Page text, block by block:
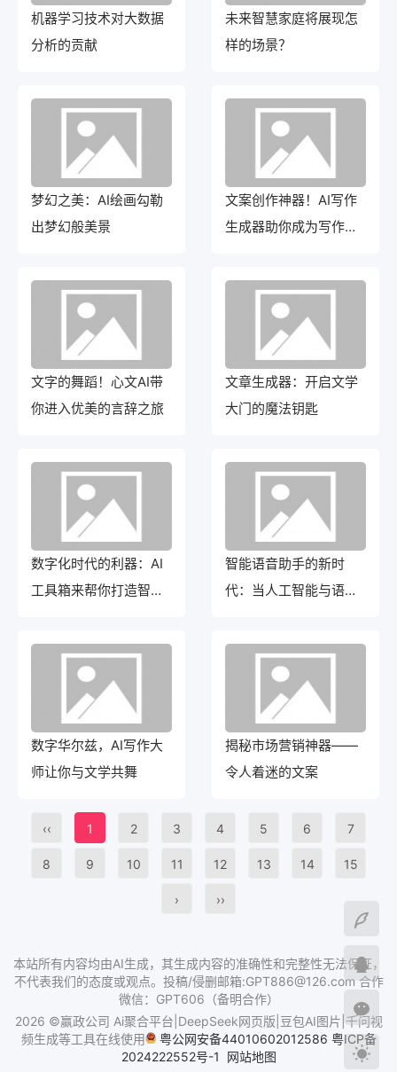
机器学习技术对大数据
分析的贡献
未来智慧家庭将展现怎
样的场景？
梦幻之美：AI绘画勾勒
出梦幻般美景
文案创作神器！AI写作
生成器助你成为写作高
文字的舞蹈！心文AI带
你进入优美的言辞之旅
文章生成器：开启文学
大门的魔法钥匙
数字化时代的利器：AI
工具箱来帮你打造智能
智能语音助手的新时
代：当人工智能与语音
数字华尔兹，AI写作大
师让你与文学共舞
揭秘市场营销神器——
令人着迷的文案
‹‹ 1 2 3 4 5 6 7
8 9 10 11 12 13 14 15
› ››
本站所有内容均由AI生成，其生成内容的准确性和完整性无法保证，
不代表我们的态度或观点。投稿/侵删邮箱:GPT886@126.com 合作
微信：GPT606（备明合作）
2026 ©赢政公司 Ai聚合平台|DeepSeek网页版|豆包AI图片|千问视
频生成等工具在线使用
粤公网安备44010602012586 粤ICP备
2024222552号-1
网站地图